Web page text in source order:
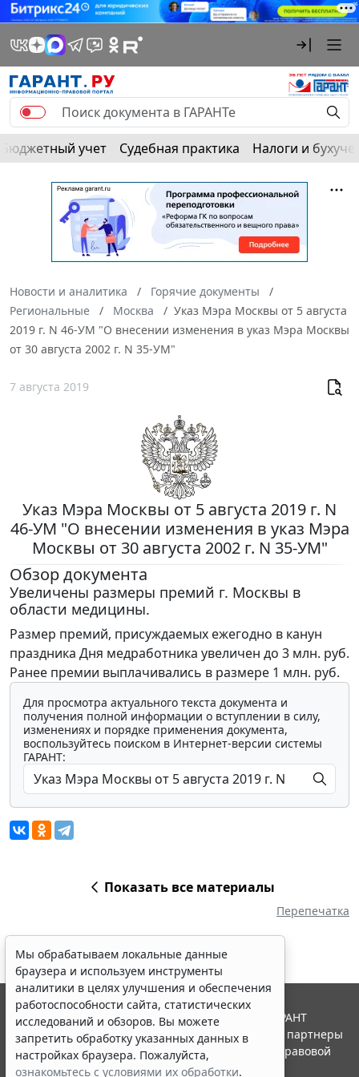
Бюджетный учет Судебная практика Налоги и
Новости и аналитика
Горячие документы
Региональные
Москва
Указ Мэра Москвы от 5 августа
2019 г. N 46-УМ "О внесении изменения в указ Мэра Москвы
от 30 августа 2002 г. N 35-УМ"
7 августа 2019
Указ Мэра Москвы от 5 августа 2019 г. N
46-УМ "О внесении изменения в указ Мэра
Москвы от 30 августа 2002 г. N 35-УМ"
Обзор документа
Увеличены размеры премий г. Москвы в
области медицины.
Размер премий, присуждаемых ежегодно в канун
праздника Дня медработника увеличен до 3 млн. руб.
Ранее премии выплачивались в размере 1 млн. руб.
Для просмотра актуального текста документа и
получения полной информации о вступлении в силу,
изменениях и порядке применения документа,
воспользуйтесь поиском в Интернет-версии системы
ГАРАНТ:
Показать все материалы
Перепечатка
Мы обрабатываем локальные данные
браузера и используем инструменты
аналитики в целях улучшения и обеспечения
работоспособности сайта, статистических
исследований и обзоров. Вы можете
запретить обработку указанных данных в
настройках браузера. Пожалуйста,
ознакомьтесь с условиями их обработки.
© ООО "НПП "ГАРАНТ-СЕРВИС", 2026. Система ГАРАНТ
выпускается с 1990 года. Компания "Гарант" и ее партнеры
являются участниками Российской ассоциации правовой
информации ГАРАНТ.